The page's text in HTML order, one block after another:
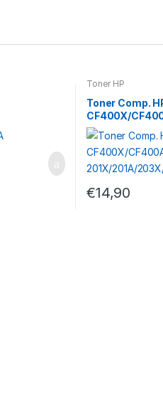
Toner HP
Toner Comp.
CF400X/
BK – 201X/
€14,90